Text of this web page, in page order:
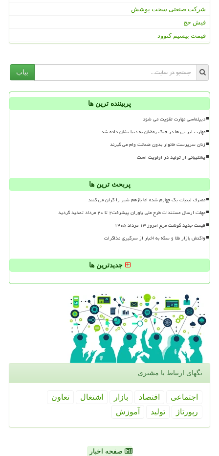
شرکت صنعتی سخت پوشش
فیش حج
قیمت بیسیم کنوود
بیاب
پربیننده ترین ها
دیپلماسی مهارت تقویت می شود
مهارت ایرانی ها در جنگ رمضان به دنیا نشان داده شد
زنان سرپرست خانوار بدون ضمانت وام می گیرند
پشتیبانی از تولید در اولویت است
پربحث ترین ها
مصرف لبنیات یک چهارم شده اما بازهم شیر را گران می کنند
مهلت ارسال مستندات طرح ملی یاوران پیشرفت۲ تا ۲۰ مرداد تمدید گردید
قیمت جدید گوشت مرغ امروز ۱۳ مرداد ۱۴۰۵
واکنش بازار طلا و سکه به اخبار از سرگیری مذاکرات
جدیدترین ها
تگهای ارتباط با مشتری
اجتماعی اقتصاد بازار اشتغال
تعاون
رپورتاژ
تولید آموزش
صفحه اخبار